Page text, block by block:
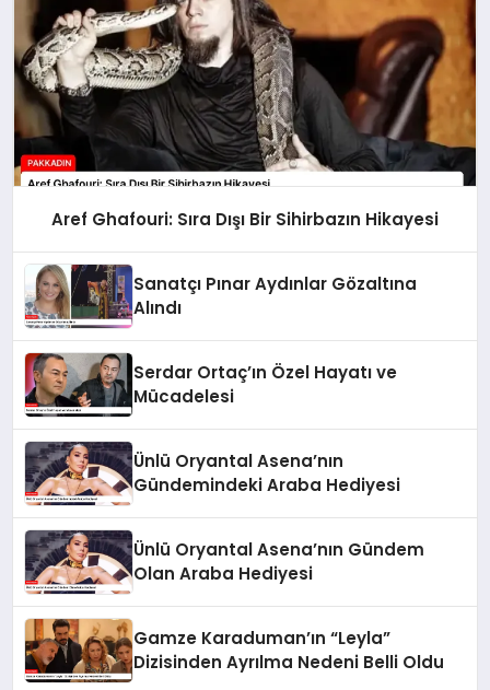
Aref Ghafouri: Sıra Dışı Bir Sihirbazın Hikayesi
Sanatçı Pınar Aydınlar Gözaltına
Alındı
Serdar Ortaç’ın Özel Hayatı ve
Mücadelesi
Ünlü Oryantal Asena’nın
Gündemindeki Araba Hediyesi
Ünlü Oryantal Asena’nın Gündem
Olan Araba Hediyesi
Gamze Karaduman’ın “Leyla”
Dizisinden Ayrılma Nedeni Belli Oldu